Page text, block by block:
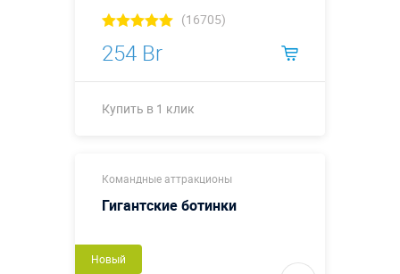
(16705)
254 Br
Купить в 1 клик
Командные аттракционы
Гигантские ботинки
Новый